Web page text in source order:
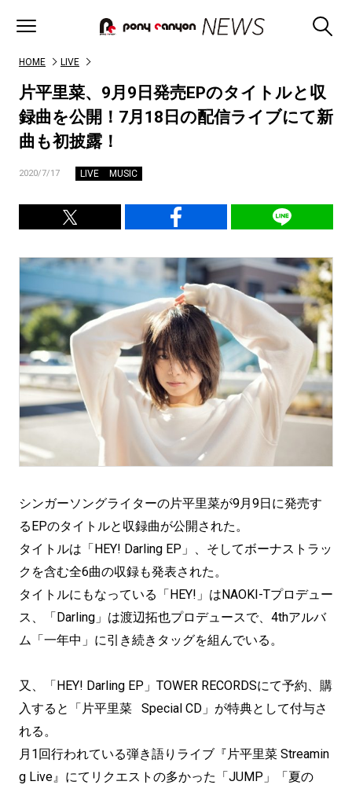
HOME LIVE
片平里菜、9月9日発売EPのタイトルと収
録曲を公開！7月18日の配信ライブにて新
曲も初披露！
2020/7/17 LIVE MUSIC
シンガーソングライターの片平里菜が9月9日に発売す
るEPのタイトルと収録曲が公開された。
タイトルは「HEY! Darling EP」、そしてボーナストラッ
クを含む全6曲の収録も発表された。
タイトルにもなっている「HEY!」はNAOKI-Tプロデュー
ス、「Darling」は渡辺拓也プロデュースで、4thアルバ
ム「一年中」に引き続きタッグを組んでいる。
又、「HEY! Darling EP」TOWER RECORDSにて予約、購
入すると「片平里菜 Special CD」が特典として付与さ
れる。
月1回行われている弾き語りライブ『片平里菜 Streamin
g Live』にてリクエストの多かった「JUMP」「夏の